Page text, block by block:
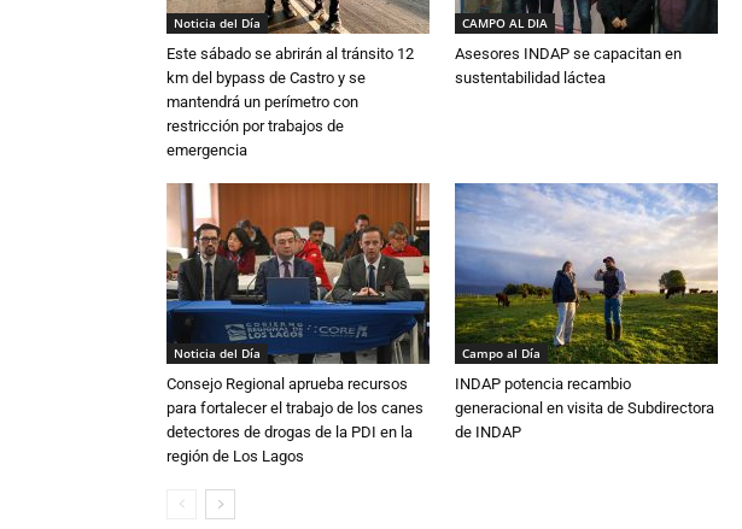
Noticia del Día
Este sábado se abrirán al tránsito 12
km del bypass de Castro y se
mantendrá un perímetro con
restricción por trabajos de
emergencia
CAMPO AL DIA
Asesores INDAP se capacitan en
sustentabilidad láctea
Noticia del Día
Consejo Regional aprueba recursos
para fortalecer el trabajo de los canes
detectores de drogas de la PDI en la
región de Los Lagos
Campo al Día
INDAP potencia recambio
generacional en visita de Subdirectora
de INDAP